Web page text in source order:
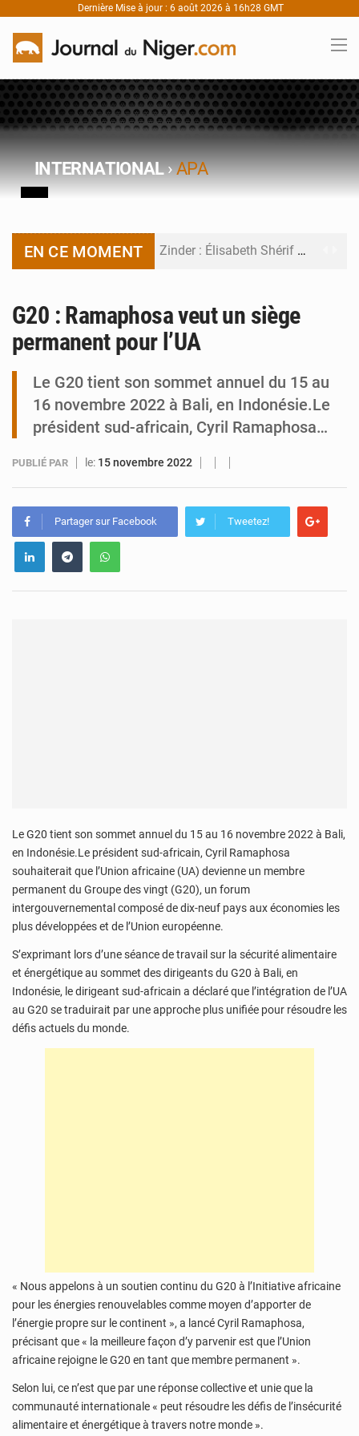
Dernière Mise à jour : 6 août 2026 à 16h28 GMT
INTERNATIONAL›APA
EN CE MOMENT Zinder : Élisabeth Shérif visite l’école Birni Garçon
Niger : Bilan à mi-parcours du Programme de Refondation
Tibiri : le dialogue, nouveau terrain de jeu pour la paix
G20 : Ramaphosa veut un siège
permanent pour l’UA
Le G20 tient son sommet annuel du 15 au
16 novembre 2022 à Bali, en Indonésie.Le
président sud-africain, Cyril Ramaphosa…
PUBLIÉ PAR le: 15 novembre 2022
Partager sur Facebook Tweetez!
Le G20 tient son sommet annuel du 15 au 16 novembre 2022 à Bali,
en Indonésie.Le président sud-africain, Cyril Ramaphosa
souhaiterait que l’Union africaine (UA) devienne un membre
permanent du Groupe des vingt (G20), un forum
intergouvernemental composé de dix-neuf pays aux économies les
plus développées et de l’Union européenne.
S’exprimant lors d’une séance de travail sur la sécurité alimentaire
et énergétique au sommet des dirigeants du G20 à Bali, en
Indonésie, le dirigeant sud-africain a déclaré que l’intégration de l’UA
au G20 se traduirait par une approche plus unifiée pour résoudre les
défis actuels du monde.
« Nous appelons à un soutien continu du G20 à l’Initiative africaine
pour les énergies renouvelables comme moyen d’apporter de
l’énergie propre sur le continent », a lancé Cyril Ramaphosa,
précisant que « la meilleure façon d’y parvenir est que l’Union
africaine rejoigne le G20 en tant que membre permanent ».
Selon lui, ce n’est que par une réponse collective et unie que la
communauté internationale « peut résoudre les défis de l’insécurité
alimentaire et énergétique à travers notre monde ».